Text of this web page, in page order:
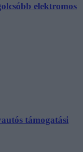
elektromos
támogatási